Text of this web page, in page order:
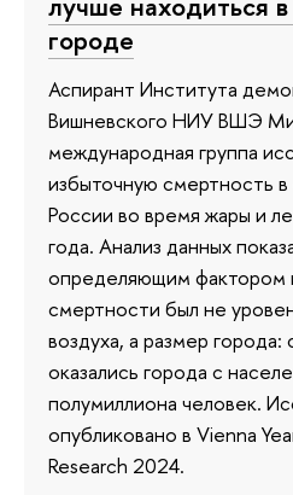
городе
Аспирант Института
Вишневского НИУ ВШЭ
международная группа
избыточную смертность
России во время жары и
года. Анализ данных
определяющим фактором
смертности был не
воздуха, а размер
оказались города с
полумиллиона человек.
опубликовано в Vienna
Research 2024.